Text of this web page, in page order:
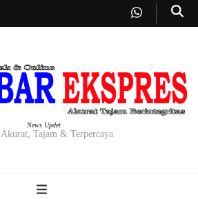
News Updet
Akurat, Tajam & Terpercaya